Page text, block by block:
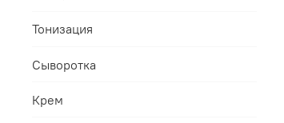
Тонизация
Сыворотка
Крем